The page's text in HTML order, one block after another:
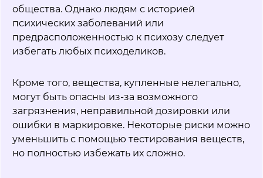
общества. Однако людям с историей
психических заболеваний или
предрасположенностью к психозу следует
избегать любых психоделиков.
Кроме того, вещества, купленные нелегально,
могут быть опасны из-за возможного
загрязнения, неправильной дозировки или
ошибки в маркировке. Некоторые риски можно
уменьшить с помощью тестирования веществ,
но полностью избежать их сложно.